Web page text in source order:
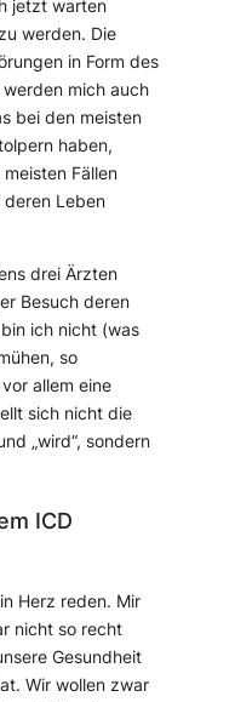
jetzt warten
werden. Die
in Form des
mich auch
bei den meisten
haben,
Fällen
deren Leben
drei Ärzten
Besuch deren
ich nicht (was
so
allem eine
sich nicht die
„wird“, sondern
ICD
Herz reden. Mir
nicht so recht
Gesundheit
Wir wollen zwar